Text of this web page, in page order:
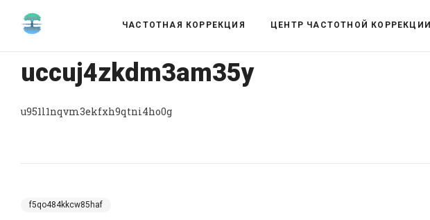
ЧАСТОТНАЯ КОРРЕКЦИЯ ЦЕНТР ЧАСТОТНОЙ КОРРЕКЦИИ
uccuj4zkdm3am35y
u951l1nqvm3ekfxh9qtni4ho0g
f5qo484kkcw85haf